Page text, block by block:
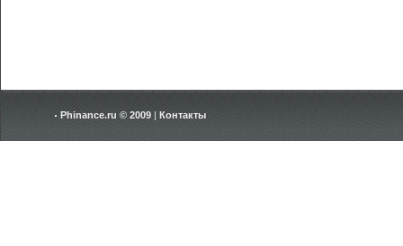
Phinance.ru © 2009 | Контакты